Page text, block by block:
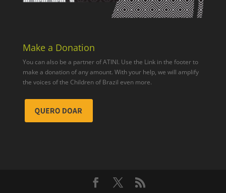
Make a Donation
You can also be a partner of ATINI. Use the Link in the footer to
make a donation of any amount. With your help, we will amplify
the voices of the Children of Brazil even more.